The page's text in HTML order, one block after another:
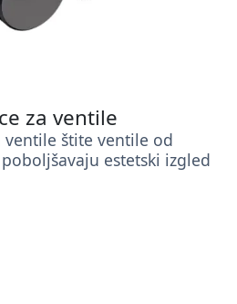
za ventile
ventile štite ventile od
estetski izgled